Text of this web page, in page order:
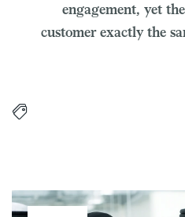
engagement, yet
customer exactly the